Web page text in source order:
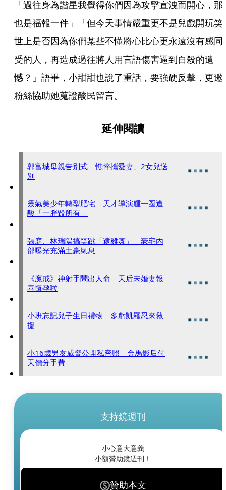
「過往身為諧星我覺得你們因為攻擊宣洩而開心，那
也是福報一件」「但今天事情嚴重更不是兒戲開玩笑
世上是否因為你們某些不懂將心比心更永遠沒有感同
受的人，再造成過往將人用言語傷害逼到自殺的遺
憾？」語畢，小甜甜也說了重話，要強硬反擊，更邀
粉絲協助她蒐證酸民留言。
延伸閱讀
郭富城母親告別式 憔悴攜愛妻、2女兒送
別
靈氣美少年轉型肥宅 天才導演腫一圈遭
酸「一胖毀所有」
張庭、林瑞陽搞笑跳「逮雞舞」 豪宅內
部曝光充滿土豪氣息
《魔戒》神射手鬧出人命 天后未婚妻報
喜懷孕啦
小班忘記兒子生日禮物 多虧凱羅忍來救
援
小16歲男友威脅公開私密照 金馬影后付
天價分手費
支持鏡週刊
小心意大意義
小額贊助鏡週刊！
贊助本文